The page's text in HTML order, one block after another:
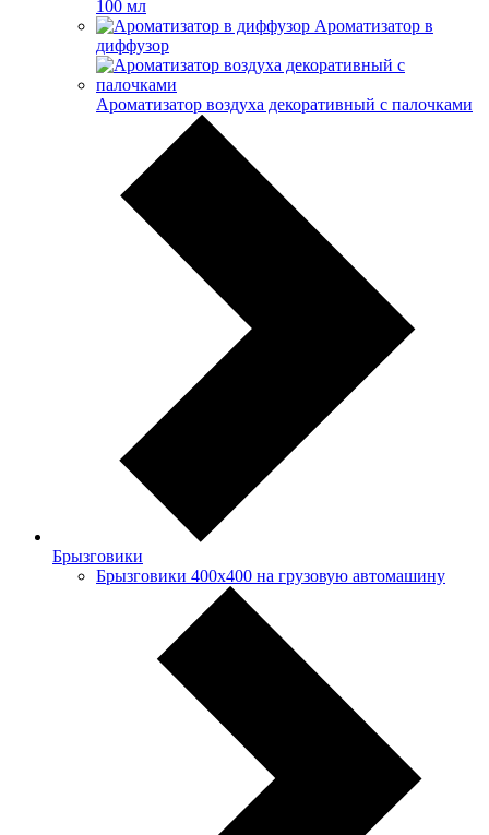
100 мл
Ароматизатор в
диффузор
Ароматизатор воздуха декоративный с палочками
Брызговики
Брызговики 400х400 на грузовую автомашину